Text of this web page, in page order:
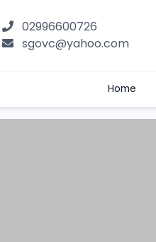
02996600726
sgovc@yahoo.com
Home